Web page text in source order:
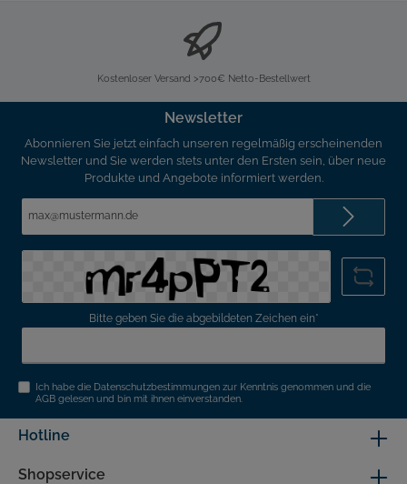
Kostenloser Versand >700€ Netto-Bestellwert
Newsletter
Abonnieren Sie jetzt einfach unseren regelmäßig erscheinenden
Newsletter und Sie werden stets unter den Ersten sein, über neue
Produkte und Angebote informiert werden.
Bitte geben Sie die abgebildeten Zeichen ein*
Ich habe die Datenschutzbestimmungen zur Kenntnis genommen und die
AGB gelesen und bin mit ihnen einverstanden.
Hotline
Shopservice